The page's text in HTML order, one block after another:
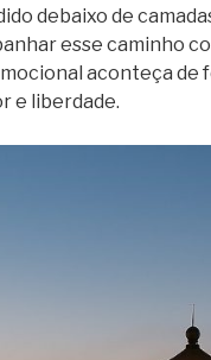
debaixo de
esse caminho
aconteça de
e liberdade.